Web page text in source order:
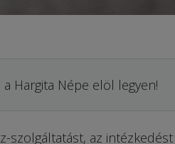
Hargita Népe elöl legyen!
az